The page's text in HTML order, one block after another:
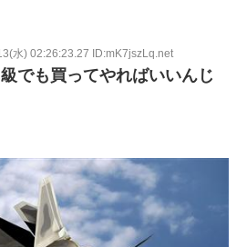
水) 02:26:23.27 ID:mK7jszLq.net
でも買ってやればいいんじ